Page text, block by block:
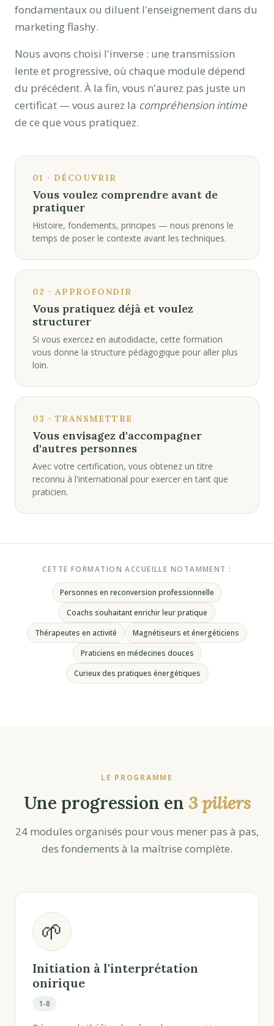
fondamentaux ou diluent l'enseignement dans du
marketing flashy.
Nous avons choisi l'inverse : une transmission
lente et progressive, où chaque module dépend
du précédent. À la fin, vous n'aurez pas juste un
certificat — vous aurez la compréhension intime
de ce que vous pratiquez.
01 · DÉCOUVRIR
Vous voulez comprendre avant de
pratiquer
Histoire, fondements, principes — nous prenons le
temps de poser le contexte avant les techniques.
02 · APPROFONDIR
Vous pratiquez déjà et voulez
structurer
Si vous exercez en autodidacte, cette formation
vous donne la structure pédagogique pour aller plus
loin.
03 · TRANSMETTRE
Vous envisagez d'accompagner
d'autres personnes
Avec votre certification, vous obtenez un titre
reconnu à l'international pour exercer en tant que
praticien.
CETTE FORMATION ACCUEILLE NOTAMMENT :
Personnes en reconversion professionnelle
Coachs souhaitant enrichir leur pratique
Thérapeutes en activité
Magnétiseurs et énergéticiens
Praticiens en médecines douces
Curieux des pratiques énergétiques
LE PROGRAMME
Une progression en 3 piliers
24 modules organisés pour vous mener pas à pas,
des fondements à la maîtrise complète.
🌱
Initiation à l'interprétation
onirique
1-8